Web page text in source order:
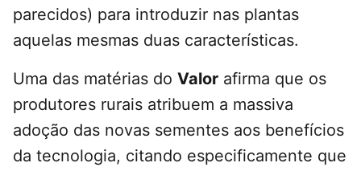
parecidos) para introduzir nas plantas
aquelas mesmas duas características.
Uma das matérias do Valor afirma que os
produtores rurais atribuem a massiva
adoção das novas sementes aos benefícios
da tecnologia, citando especificamente que